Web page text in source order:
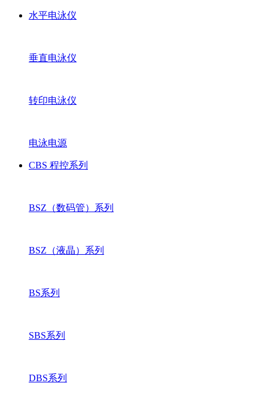
水平电泳仪
垂直电泳仪
转印电泳仪
电泳电源
CBS 程控系列
BSZ（数码管）系列
BSZ（液晶）系列
BS系列
SBS系列
DBS系列